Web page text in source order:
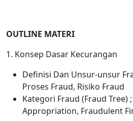
OUTLINE MATERI
1. Konsep Dasar Kecurangan
Definisi Dan Unsur-unsur
Proses Fraud, Risiko Fraud
Kategori Fraud (Fraud Tree)
Appropriation, Fraudulent